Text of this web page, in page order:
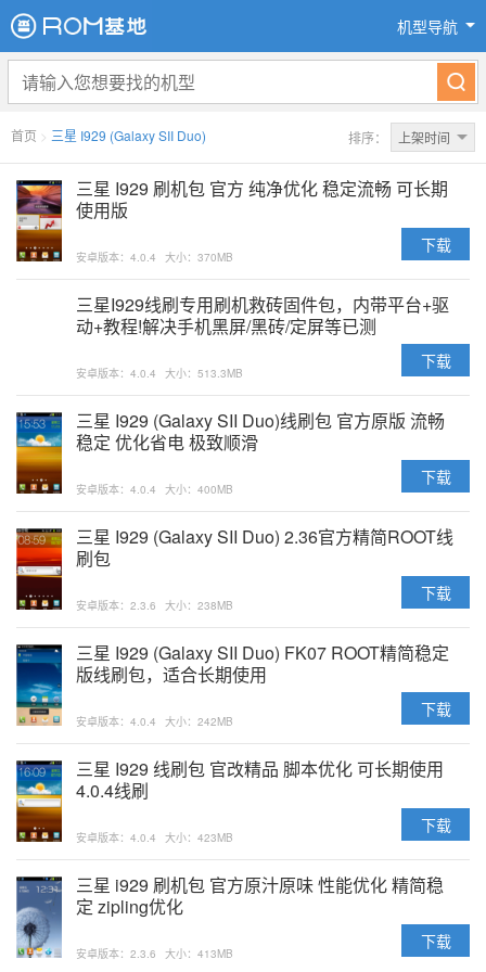
机型导航
首页 > 三星 I929 (Galaxy SII Duo) 排序： 上架时间
三星 I929 刷机包 官方 纯净优化 稳定流畅 可长期
使用版
安卓版本：4.0.4 大小：370MB
下载
三星I929线刷专用刷机救砖固件包，内带平台+驱
动+教程!解决手机黑屏/黑砖/定屏等已测
安卓版本：4.0.4 大小：513.3MB
下载
三星 I929 (Galaxy SII Duo)线刷包 官方原版 流畅
稳定 优化省电 极致顺滑
安卓版本：4.0.4 大小：400MB
下载
三星 I929 (Galaxy SII Duo) 2.36官方精简ROOT线
刷包
安卓版本：2.3.6 大小：238MB
下载
三星 I929 (Galaxy SII Duo) FK07 ROOT精简稳定
版线刷包，适合长期使用
安卓版本：4.0.4 大小：242MB
下载
三星 I929 线刷包 官改精品 脚本优化 可长期使用
4.0.4线刷
安卓版本：4.0.4 大小：423MB
下载
三星 i929 刷机包 官方原汁原味 性能优化 精简稳
定 zipling优化
安卓版本：2.3.6 大小：413MB
下载